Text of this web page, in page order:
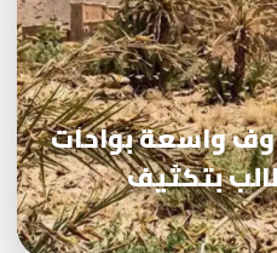
واسعة بواحات
بتكثيف